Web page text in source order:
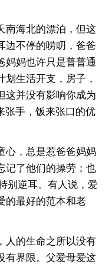
海北的漂泊，但这
边不停的唠叨，爸爸
妈妈也许只是普普通
生活开支，房子，
这并没有影响你成为
张手，饭来张口的优
，总是惹爸爸妈妈
记了他们的操劳；也
别逆耳。有人说，爱
的最好的范本和老
的生命之所以没有
有界限。父爱母爱这